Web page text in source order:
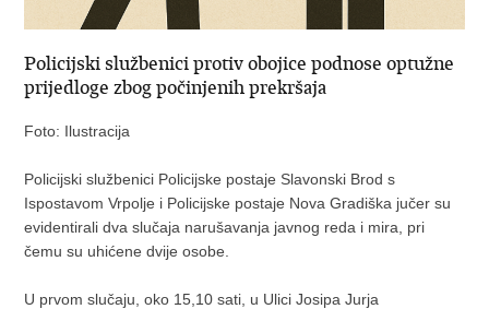
Policijski službenici protiv obojice podnose optužne
prijedloge zbog počinjenih prekršaja
Foto: Ilustracija
Policijski službenici Policijske postaje Slavonski Brod s
Ispostavom Vrpolje i Policijske postaje Nova Gradiška jučer su
evidentirali dva slučaja narušavanja javnog reda i mira, pri
čemu su uhićene dvije osobe.
U prvom slučaju, oko 15,10 sati, u Ulici Josipa Jurja